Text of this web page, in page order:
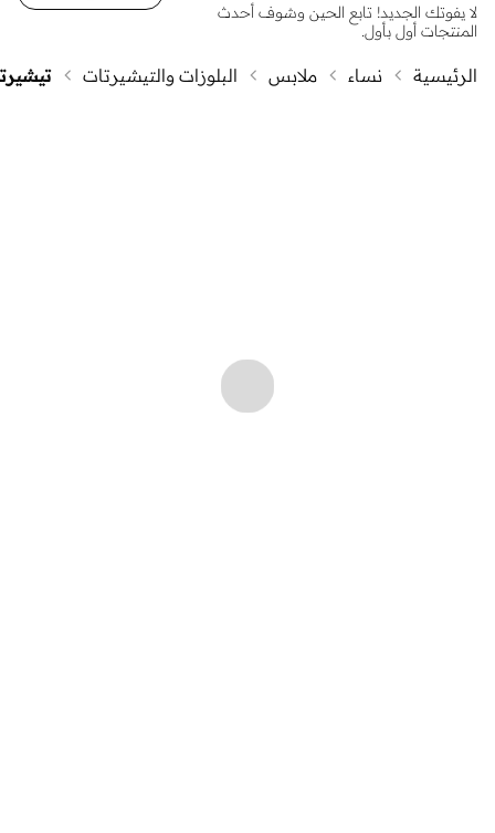
لا يفوتك الجديد! تابع الحين وشوف أحدث
المنتجات أول بأول.
الرئيسية نساء ملابس البلوزات والتيشيرتات